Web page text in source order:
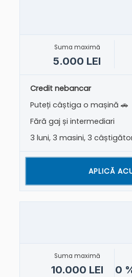
Suma maximă
5.000 LEI
Credit nebancar
Puteți câștiga o mașină 🚗
Fără gaj și intermediari
3 luni, 3 masini, 3
APLICĂ
Suma maximă
10.000 LEI 0